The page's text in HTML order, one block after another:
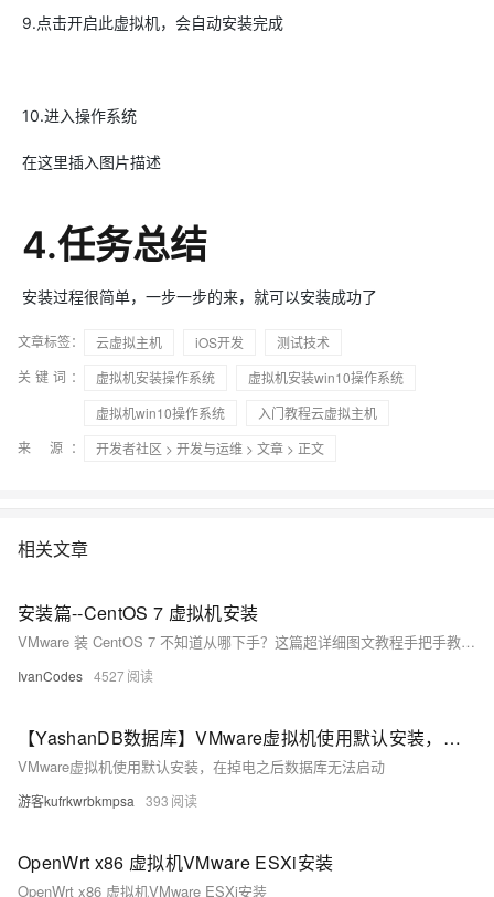
9.点击开启此虚拟机，会自动安装完成
10.进入操作系统
在这里插入图片描述
4.任务总结
安装过程很简单，一步一步的来，就可以安装成功了
文章标签： 云虚拟主机 iOS开发
测试技术
关键词：
虚拟机安装操作系统
虚拟机安装win10操作系统
虚拟机win10操作系统
入门教程云虚拟主机
来 源：
开发者社区 > 开发与运维 > 文章 > 正文
相关文章
安装篇--CentOS 7 虚拟机安装
VMware 装 CentOS 7 不知道从哪下手？这篇超详细图文教程手把手教你在 VMware Workstation 中完成 CentOS 7 桌面系统的完整安装流程。从 ISO 镜像下载、虚拟机配置，到安装图形界面、设置用户密码，每一步都有截图讲解，适合零基础新手快速上手。装好之后无论你是要搭 Hadoop 集群，还是练 Linux ，这个环境都够你折腾一整天！
IvanCodes 4527
【YashanDB数据库】VMware虚拟机使用默认安装，在掉电之后数据库无法启动
VMware虚拟机使用默认安装，在掉电之后数据库无法启动
游客kufrkwrbkmpsa 393
OpenWrt x86 虚拟机VMware ESXi安装
OpenWrt x86 虚拟机VMware ESXi安装